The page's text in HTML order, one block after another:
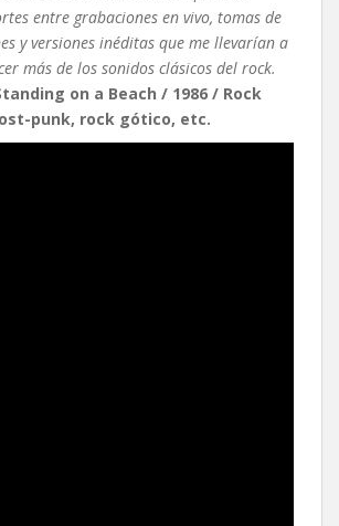
entre grabaciones en vivo, tomas de
y versiones inéditas que me llevarían a
más de los sonidos clásicos del rock.
on a Beach / 1986 / Rock
punk, rock gótico, etc.